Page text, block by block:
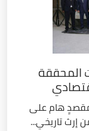
المحققة
هام على
إرث تاريخي...